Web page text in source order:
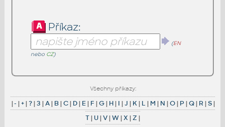
Příkaz:
(EN
nebo CZ)
Všechny příkazy:
|- |+|?|3 |A| B|C| D| E| F |G| H| I |J | K| L | M | N |O| P |Q| R |S|
T| U|V|W|X |Z |